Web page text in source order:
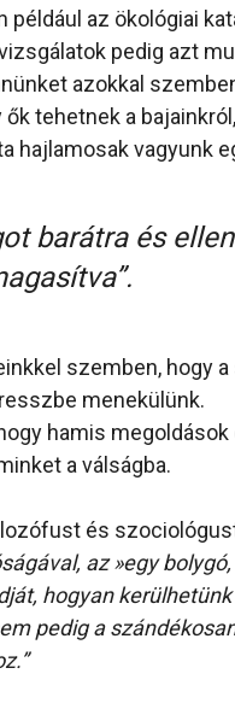
például az ökológiai
pedig azt
azokkal
ők tehetnek a
hajlamosak vagyunk
barátra és
szemben, hogy
menekülünk.
hamis
a válságba.
és
az »egy
hogyan
pedig a